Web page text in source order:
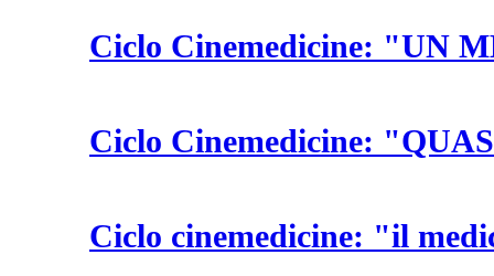
Ciclo Cinemedicine: "UN
Ciclo Cinemedicine:
Ciclo cinemedicine: "il